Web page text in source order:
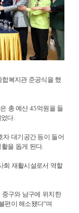
합복지관 준공식을 했
총 예산45억원을 들
다.
자 대기공간 등이 들어
을 돕게 된다.
회 재활시설로서 역할
구와 남구에 위치한
편이 해소됐다"며